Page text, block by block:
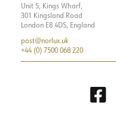
Unit 5, Kings Wharf,
301 Kingsland Road
London E8 4DS, England
post@norlux.uk
+44 (0) 7500 068 220